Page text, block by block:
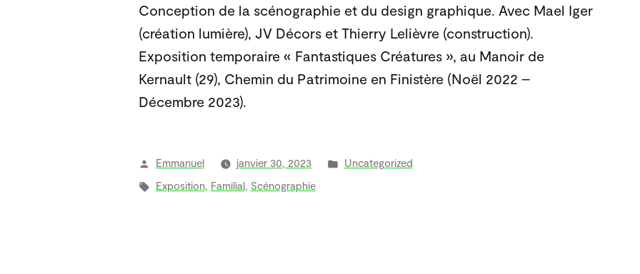
Conception de la scénographie et du design graphique. Avec Mael Iger
(création lumière), JV Décors et Thierry Lelièvre (construction).
Exposition temporaire « Fantastiques Créatures », au Manoir de
Kernault (29), Chemin du Patrimoine en Finistère (Noël 2022 –
Décembre 2023).
Publié
par
Emmanuel janvier 30, 2023
Publié
Uncategorized
Étiquettes :
Exposition, Familial, Scénographie